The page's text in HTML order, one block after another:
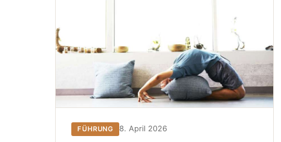
FÜHRUNG 8. April 2026